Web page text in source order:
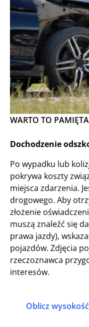
WARTO TO
Dochodzenie
Po wypadku lub
pokrywa koszty
miejsca zdarzenia.
drogowego. Aby
złożenie
muszą znaleźć się
prawa jazdy),
pojazdów. Zdjęcia
rzeczoznawca
interesów.
Oblicz